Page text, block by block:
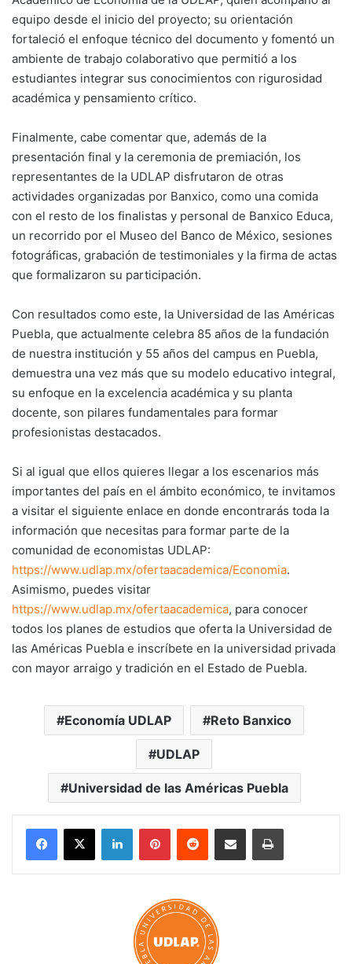
equipo desde el inicio del proyecto; su orientación
fortaleció el enfoque técnico del documento y fomentó un
ambiente de trabajo colaborativo que permitió a los
estudiantes integrar sus conocimientos con rigurosidad
académica y pensamiento crítico.
Finalmente, cabe comentar que, además de la
presentación final y la ceremonia de premiación, los
representantes de la UDLAP disfrutaron de otras
actividades organizadas por Banxico, como una comida
con el resto de los finalistas y personal de Banxico Educa,
un recorrido por el Museo del Banco de México, sesiones
fotográficas, grabación de testimoniales y la firma de actas
que formalizaron su participación.
Con resultados como este, la Universidad de las Américas
Puebla, que actualmente celebra 85 años de la fundación
de nuestra institución y 55 años del campus en Puebla,
demuestra una vez más que su modelo educativo integral,
su enfoque en la excelencia académica y su planta
docente, son pilares fundamentales para formar
profesionistas destacados.
Si al igual que ellos quieres llegar a los escenarios más
importantes del país en el ámbito económico, te invitamos
a visitar el siguiente enlace en donde encontrarás toda la
información que necesitas para formar parte de la
comunidad de economistas UDLAP:
https://www.udlap.mx/ofertaacademica/Economia.
Asimismo, puedes visitar
https://www.udlap.mx/ofertaacademica, para conocer
todos los planes de estudios que oferta la Universidad de
las Américas Puebla e inscríbete en la universidad privada
con mayor arraigo y tradición en el Estado de Puebla.
Economía UDLAP Reto Banxico
UDLAP
Universidad de las Américas Puebla
LinkedInPinterestReddit Share via Email Print